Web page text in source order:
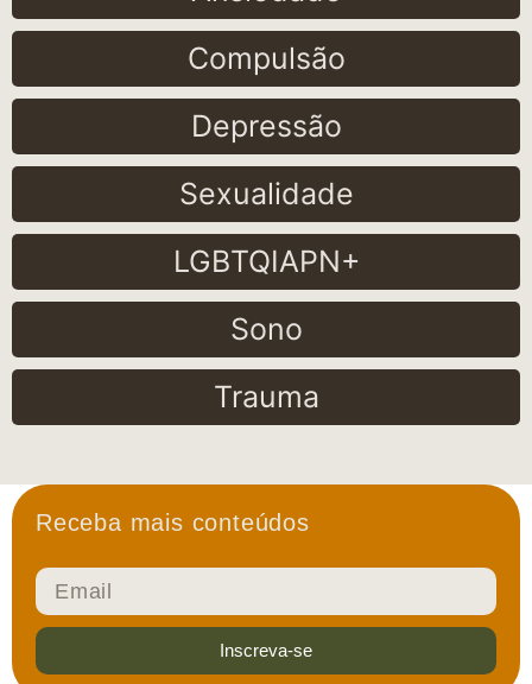
Compulsão
Depressão
Sexualidade
LGBTQIAPN+
Sono
Trauma
Receba mais conteúdos
Inscreva-se